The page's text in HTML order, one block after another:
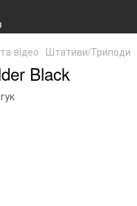
відео Штативи/Триподи
Black